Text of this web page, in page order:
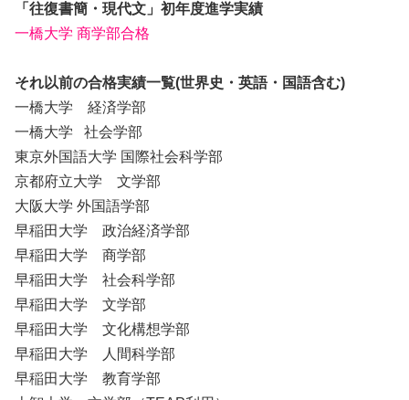
「往復書簡・現代文」初年度進学実績
一橋大学 商学部合格
それ以前の合格実績一覧(世界史・英語・国語含む)
一橋大学 経済学部
一橋大学 社会学部
東京外国語大学 国際社会科学部
京都府立大学 文学部
大阪大学 外国語学部
早稲田大学 政治経済学部
早稲田大学 商学部
早稲田大学 社会科学部
早稲田大学 文学部
早稲田大学 文化構想学部
早稲田大学 人間科学部
早稲田大学 教育学部